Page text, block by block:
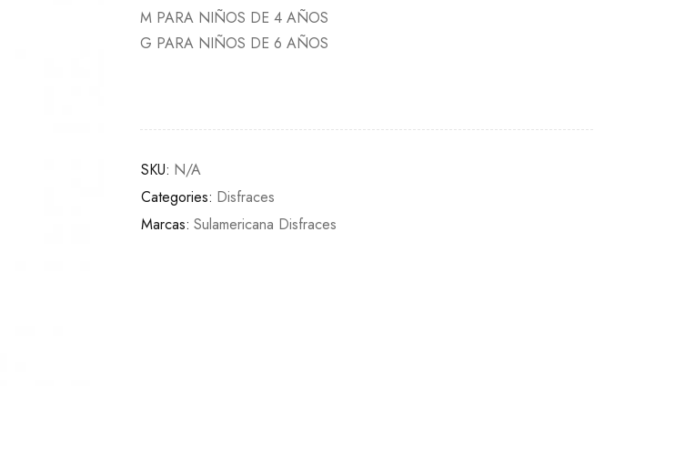
M PARA NIÑOS DE 4 AÑOS
G PARA NIÑOS DE 6 AÑOS
SKU: N/A
Categories: Disfraces
Marcas: Sulamericana Disfraces